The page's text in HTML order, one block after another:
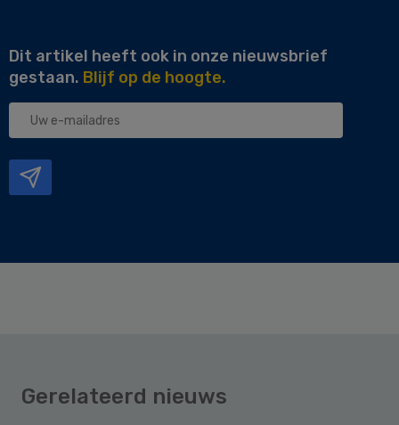
Dit artikel heeft ook in onze nieuwsbrief
gestaan. Blijf op de hoogte.
Uw
Gerelateerd nieuws